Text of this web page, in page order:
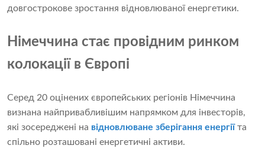
довгострокове зростання відновлюваної енергетики.
Німеччина стає провідним ринком
колокації в Європі
Серед 20 оцінених європейських регіонів Німеччина
визнана найпривабливішим напрямком для інвесторів,
які зосереджені на відновлюване зберігання енергіїта
спільно розташовані енергетичні активи.